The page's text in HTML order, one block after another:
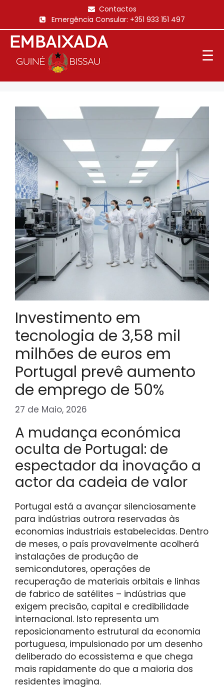
o
conteúdo
Contactos
Emergência Consular: +351 933 151 497
☰
Investimento em
tecnologia de 3,58 mil
milhões de euros em
Portugal prevê aumento
de emprego de 50%
27 de Maio, 2026
A mudança económica
oculta de Portugal: de
espectador da inovação a
actor da cadeia de valor
Portugal está a avançar silenciosamente
para indústrias outrora reservadas às
economias industriais estabelecidas. Dentro
de meses, o país provavelmente acolherá
instalações de produção de
semicondutores, operações de
recuperação de materiais orbitais e linhas
de fabrico de satélites – indústrias que
exigem precisão, capital e credibilidade
internacional. Isto representa um
reposicionamento estrutural da economia
portuguesa, impulsionado por um desenho
deliberado do ecossistema e que chega
mais rapidamente do que a maioria dos
residentes imagina.